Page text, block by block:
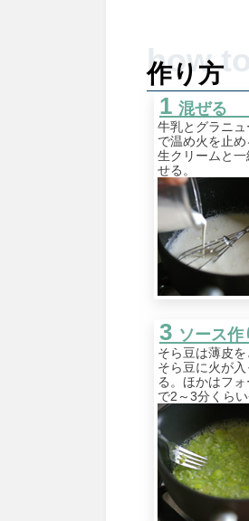
作り方
混ぜる
牛乳とグラニ
で温め火を止め
生クリームと
せる。
ソース作
そら豆は薄皮を
そら豆に火が
る。ほかはフ
で2～3分くらい